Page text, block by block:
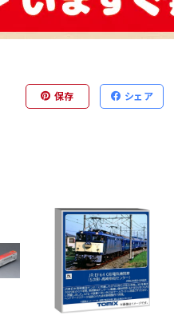
保存 シェア